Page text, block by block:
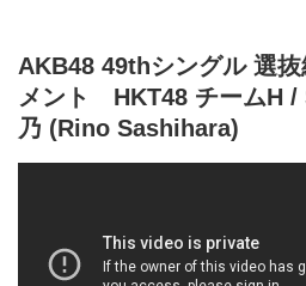
AKB48 49thシングル 選
メント HKT48 チームH /
乃 (Rino Sashihara)